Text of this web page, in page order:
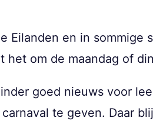
Eilanden en in
het om de maandag of
goed nieuws voor
te geven. Daar